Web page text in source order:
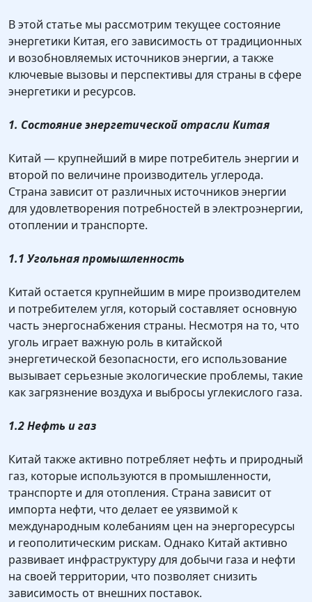
В этой статье мы рассмотрим текущее состояние
энергетики Китая, его зависимость от традиционных
и возобновляемых источников энергии, а также
ключевые вызовы и перспективы для страны в сфере
энергетики и ресурсов.
1. Состояние энергетической отрасли Китая
Китай — крупнейший в мире потребитель энергии и
второй по величине производитель углерода.
Страна зависит от различных источников энергии
для удовлетворения потребностей в электроэнергии,
отоплении и транспорте.
1.1 Угольная промышленность
Китай остается крупнейшим в мире производителем
и потребителем угля, который составляет основную
часть энергоснабжения страны. Несмотря на то, что
уголь играет важную роль в китайской
энергетической безопасности, его использование
вызывает серьезные экологические проблемы, такие
как загрязнение воздуха и выбросы углекислого газа.
1.2 Нефть и газ
Китай также активно потребляет нефть и природный
газ, которые используются в промышленности,
транспорте и для отопления. Страна зависит от
импорта нефти, что делает ее уязвимой к
международным колебаниям цен на энергоресурсы
и геополитическим рискам. Однако Китай активно
развивает инфраструктуру для добычи газа и нефти
на своей территории, что позволяет снизить
зависимость от внешних поставок.